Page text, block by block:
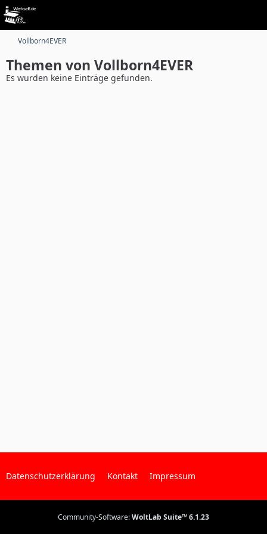
Vollborn4EVER
Themen von Vollborn4EVER
Es wurden keine Einträge gefunden.
Datenschutzerklärung Kontakt Impressum
Community-Software:WoltLab Suite™ 6.1.23